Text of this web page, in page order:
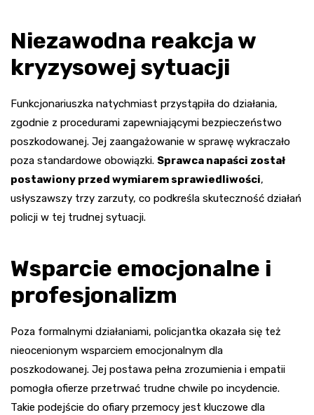
Niezawodna reakcja w
kryzysowej sytuacji
Funkcjonariuszka natychmiast przystąpiła do działania,
zgodnie z procedurami zapewniającymi bezpieczeństwo
poszkodowanej. Jej zaangażowanie w sprawę wykraczało
poza standardowe obowiązki. Sprawca napaści został
postawiony przed wymiarem sprawiedliwości,
usłyszawszy trzy zarzuty, co podkreśla skuteczność działań
policji w tej trudnej sytuacji.
Wsparcie emocjonalne i
profesjonalizm
Poza formalnymi działaniami, policjantka okazała się też
nieocenionym wsparciem emocjonalnym dla
poszkodowanej. Jej postawa pełna zrozumienia i empatii
pomogła ofierze przetrwać trudne chwile po incydencie.
Takie podejście do ofiary przemocy jest kluczowe dla